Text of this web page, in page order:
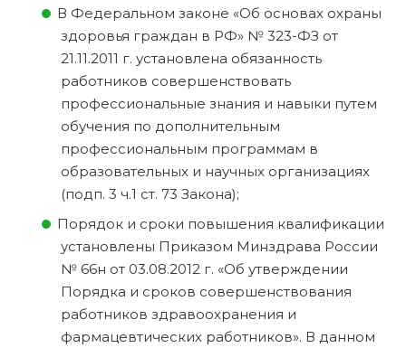
В Федеральном законе «Об основах охраны
здоровья граждан в РФ» № 323-ФЗ от
21.11.2011 г. установлена обязанность
работников совершенствовать
профессиональные знания и навыки путем
обучения по дополнительным
профессиональным программам в
образовательных и научных организациях
(подп. 3 ч.1 ст. 73 Закона);
Порядок и сроки повышения квалификации
установлены Приказом Минздрава России
№ 66н от 03.08.2012 г. «Об утверждении
Порядка и сроков совершенствования
работников здравоохранения и
фармацевтических работников». В данном